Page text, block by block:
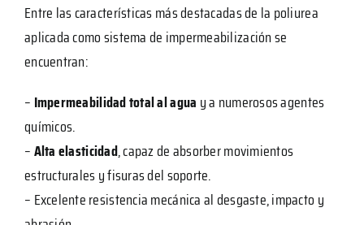
Entre las características más destacadas de la poliurea
aplicada como sistema de impermeabilización se
encuentran:
– Impermeabilidad total al agua y a numerosos agentes
químicos.
–Alta elasticidad, capaz de absorber movimientos
estructurales y fisuras del soporte.
– Excelente resistencia mecánica al desgaste, impacto y